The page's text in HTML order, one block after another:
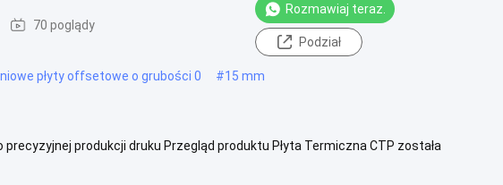
70 poglądy
Rozmawiaj teraz.
Podział
płyty offsetowe o grubości 0 #15 mm
produkcji druku Przegląd produktu Płyta Termiczna CTP została